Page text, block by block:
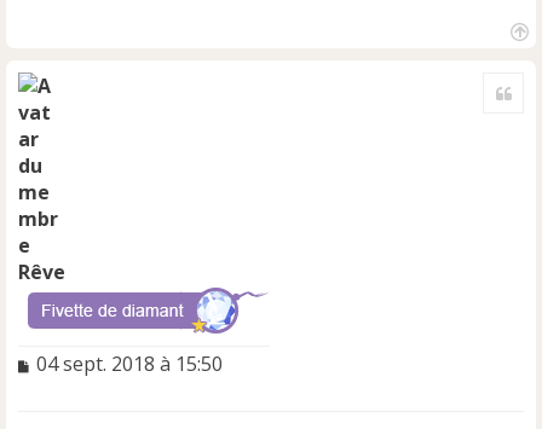
Rêve
M
04 sept. 2018 à 15:50